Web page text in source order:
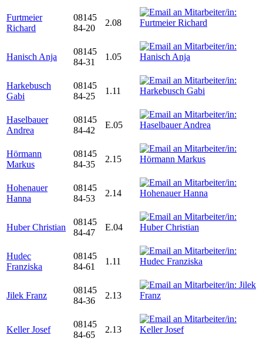
Furtmeier
Richard
08145
84-20
2.08
Hanisch Anja
08145
84-31
1.05
Harkebusch
Gabi
08145
84-25
1.11
Haselbauer
Andrea
08145
84-42
E.05
Hörmann
Markus
08145
84-35
2.15
Hohenauer
Hanna
08145
84-53
2.14
Huber Christian
08145
84-47
E.04
Hudec
Franziska
08145
84-61
1.11
Jilek Franz
08145
84-36
2.13
Keller Josef
08145
84-65
2.13